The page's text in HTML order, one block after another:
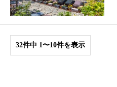
32件中 1〜10件を表示